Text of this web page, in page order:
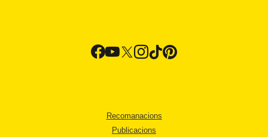
Recomanacions
Publicacions